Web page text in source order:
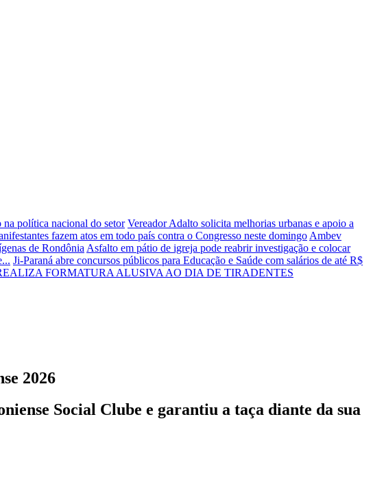
na política nacional do setor Vereador Adalto solicita melhorias urbanas e apoio a
fazem atos em todo país contra o Congresso neste domingo Ambev
de Rondônia Asfalto em pátio de igreja pode reabrir investigação e colocar
Ji-Paraná abre concursos públicos para Educação e Saúde com salários de até R$
FORMATURA ALUSIVA AO DIA DE TIRADENTES
2026
Social Clube e garantiu a taça diante da sua